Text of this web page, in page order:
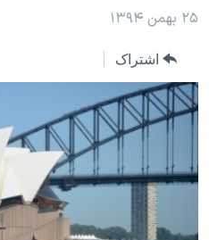
جهشورزشی
ویدیوها
فرهنگ و زندگی
حقوق شهروندی
اقتصادی
جام جهانی ۲۰۲۶
بایگانی برنامه‌های تلویزیونی
مستندها
انتخابات ریاست جمهوری آمریکا ۲۰۲۴
حمله جمهوری اسلامی به اسرائیل
فرکانس‌های صدای آمریکا
پخش رادیویی
یادگیری زبان انگلیسی
دنبال کنید
۲۵ بهمن ۱۳۹۴
اشتراک